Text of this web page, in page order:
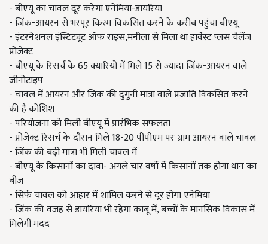
- बीएयू का चावल दूर करेगा एनेमिया-डायरिया
- जिंक-आयरन से भरपूर किस्म विकसित करने के करीब पहुंचा बीएयू
- इंटरनेशनल इंस्टिट्यूट ऑफ राइस,मनीला से मिला था हार्वेस्ट प्लस चैलेंज
प्रोजेक्ट
- बीएयू के रिसर्च के 65 क्यारियों में मिले 15 से ज्यादा जिंक-आयरन वाले
जीनोटाइप
- चावल में आयरन और जिंक की दुगुनी मात्रा वाले प्रजाति विकसित करने
की है कोशिश
- परियोजना को मिली बीएयू में प्रारंभिक सफलता
- प्रोजेक्ट रिसर्च के दौरान मिले 18-20 पीपीएम पर ग्राम आयरन वाले चावल
- जिंक की बढ़ी मात्रा भी मिली चावल में
- बीएयू के किसानों का दावा- अगले चार वर्षो में किसानों तक होगा धान का
बीज
- सिर्फ चावल को आहार में शामिल करने से दूर होगा एनेमिया
- जिंक की वजह से डायरिया भी रहेगा काबू में, बच्चों के मानसिक विकास में
मिलेगी मदद